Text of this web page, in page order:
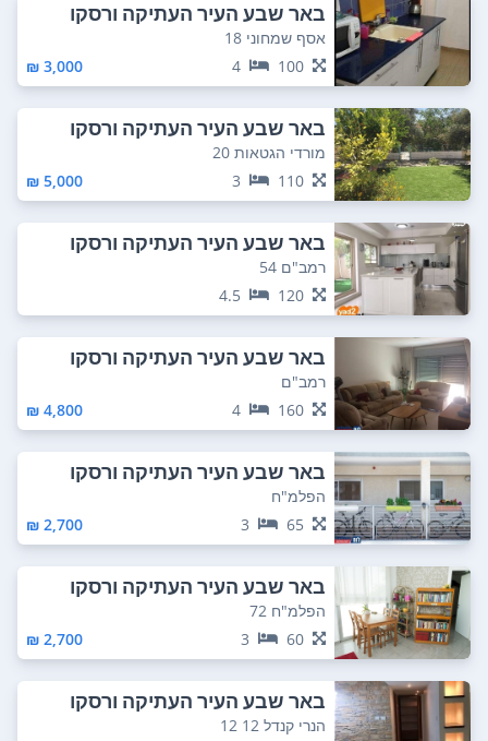
באר שבע העיר העתיקה ורסקו
אסף שמחוני 18
100
4
3,000 ₪
באר שבע העיר העתיקה ורסקו
מורדי הגטאות 20
110
3
5,000 ₪
באר שבע העיר העתיקה ורסקו
רמב"ם 54
120
4.5
באר שבע העיר העתיקה ורסקו
רמב"ם
160
4
4,800 ₪
באר שבע העיר העתיקה ורסקו
הפלמ"ח
65
3
2,700 ₪
באר שבע העיר העתיקה ורסקו
הפלמ"ח 72
60
3
2,700 ₪
באר שבע העיר העתיקה ורסקו
הנרי קנדל 12 12